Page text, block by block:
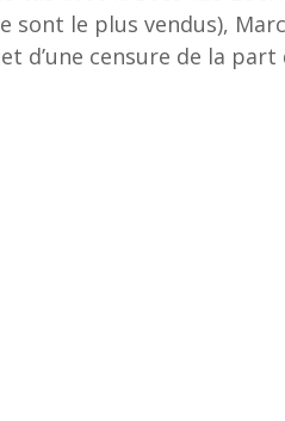
sont le plus vendus),
d’une censure de la part